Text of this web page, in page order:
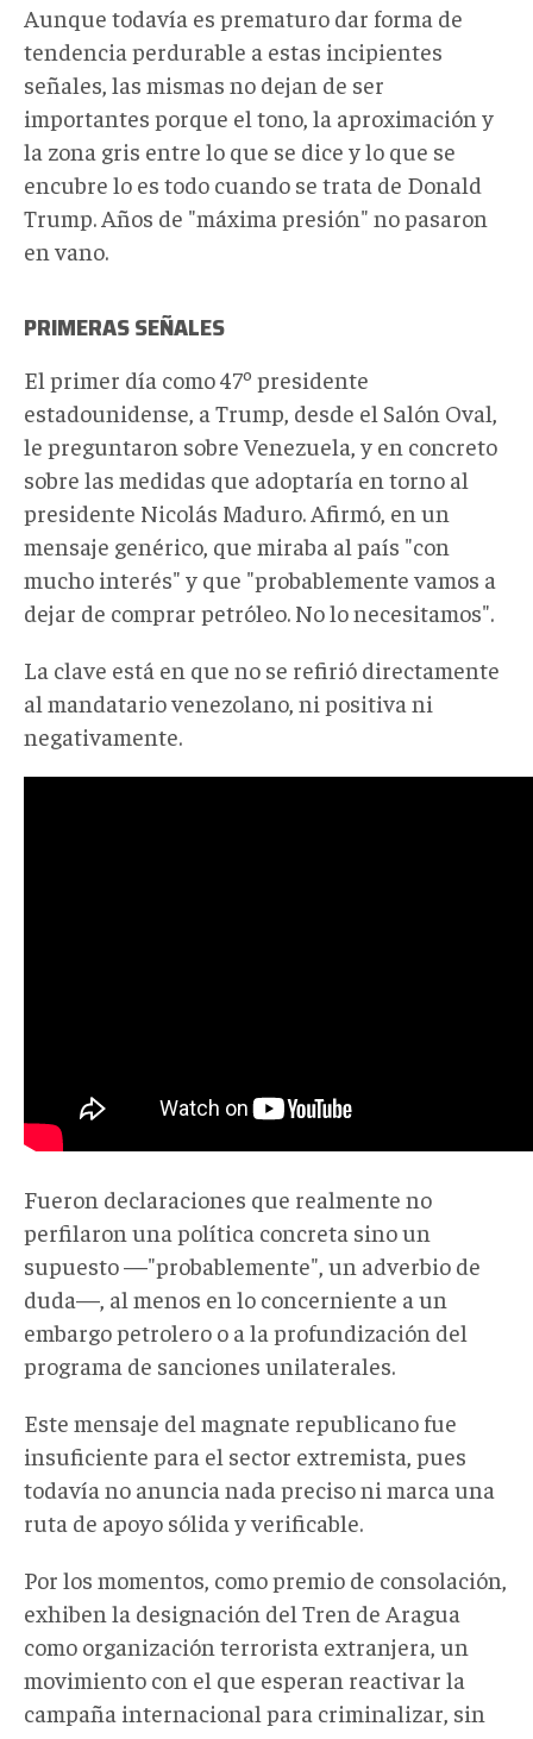
Aunque todavía es prematuro dar forma de
tendencia perdurable a estas incipientes
señales, las mismas no dejan de ser
importantes porque el tono, la aproximación y
la zona gris entre lo que se dice y lo que se
encubre lo es todo cuando se trata de Donald
Trump. Años de "máxima presión" no pasaron
en vano.
PRIMERAS SEÑALES
El primer día como 47º presidente
estadounidense, a Trump, desde el Salón Oval,
le preguntaron sobre Venezuela, y en concreto
sobre las medidas que adoptaría en torno al
presidente Nicolás Maduro. Afirmó, en un
mensaje genérico, que miraba al país "con
mucho interés" y que "probablemente vamos a
dejar de comprar petróleo. No lo necesitamos".
La clave está en que no se refirió directamente
al mandatario venezolano, ni positiva ni
negativamente.
Fueron declaraciones que realmente no
perfilaron una política concreta sino un
supuesto —"probablemente", un adverbio de
duda—, al menos en lo concerniente a un
embargo petrolero o a la profundización del
programa de sanciones unilaterales.
Este mensaje del magnate republicano fue
insuficiente para el sector extremista, pues
todavía no anuncia nada preciso ni marca una
ruta de apoyo sólida y verificable.
Por los momentos, como premio de consolación,
exhiben la designación del Tren de Aragua
como organización terrorista extranjera, un
movimiento con el que esperan reactivar la
campaña internacional para criminalizar, sin